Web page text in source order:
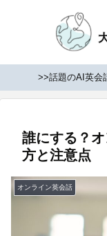
>>話題のAI英会
誰にする？
方と注意点
オンライン英会話